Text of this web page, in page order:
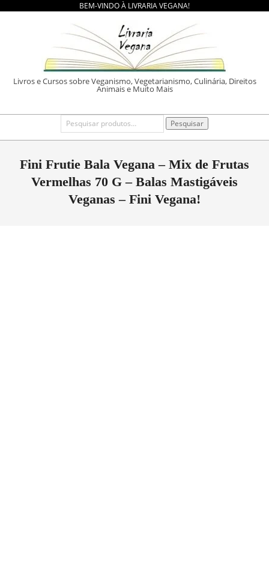
BEM-VINDO À LIVRARIA VEGANA!
LIVRARIA
Livros e Cursos sobre Veganismo, Vegetarianismo, Culinária, Direitos
Animais e Muito Mais
Primary
Pesquisar
por:
Pesquisar
Fini Frutie Bala Vegana – Mix de Frutas
Vermelhas 70 G – Balas Mastigáveis
Veganas – Fini Vegana!